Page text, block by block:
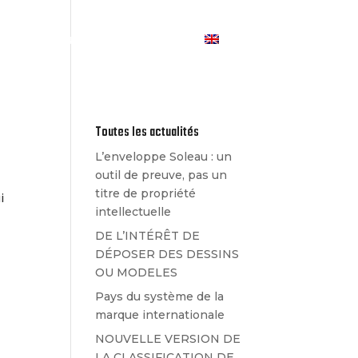
Les Actualités
Toutes les actualités
L’enveloppe Soleau : un
outil de preuve, pas un
titre de propriété
intellectuelle
DE L’INTÉRÊT DE
DÉPOSER DES DESSINS
OU MODELES
Pays du système de la
marque internationale
NOUVELLE VERSION DE